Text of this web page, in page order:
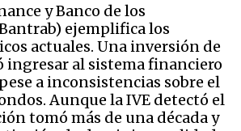
y Banco de los
ejemplifica los
actuales. Una inversión de
ingresar al sistema financiero
a inconsistencias sobre el
Aunque la IVE detectó el
tomó más de una década y